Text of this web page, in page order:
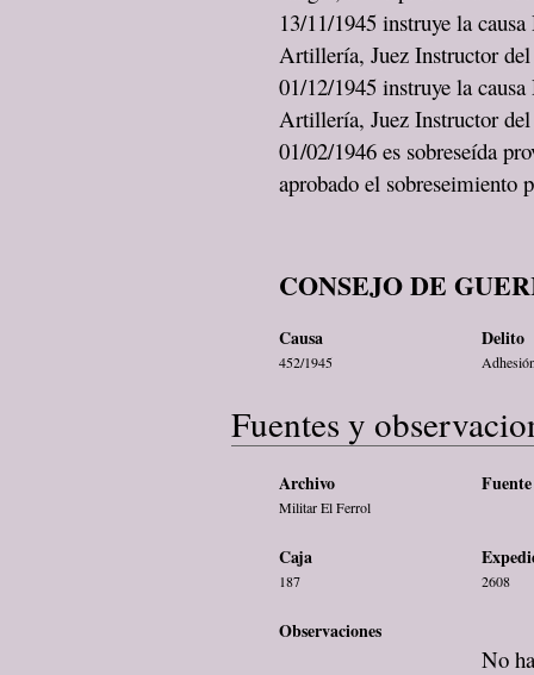
13/11/1945 instruye la
Artillería, Juez Instructor
01/12/1945 instruye la
Artillería, Juez Instructor
01/02/1946 es sobreseída
aprobado el sobreseimiento
CONSEJO DE
Causa Delito
452/1945
Fuentes y
Archivo
Militar El Ferrol
Caja
187 2608
Observaciones
No